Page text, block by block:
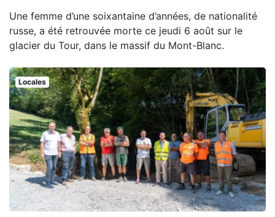
Une femme d’une soixantaine d’années, de nationalité
russe, a été retrouvée morte ce jeudi 6 août sur le
glacier du Tour, dans le massif du Mont-Blanc.
Locales